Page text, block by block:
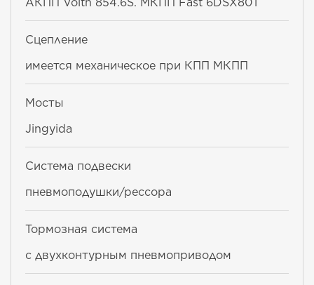
Сцепление
имеется механическое при КПП МКПП
Мосты
Jingyida
Система подвески
пневмоподушки/рессора
Тормозная система
с двухконтурным пневмоприводом